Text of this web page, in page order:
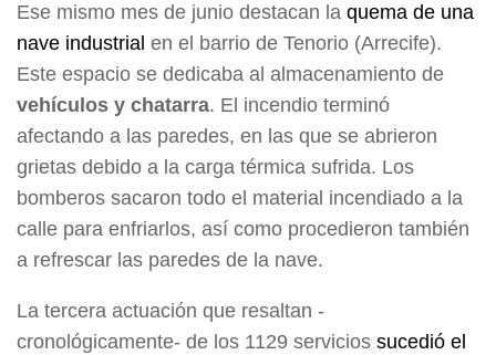
Ese mismo mes de junio destacan la quema de una
nave industrial en el barrio de Tenorio (Arrecife).
Este espacio se dedicaba al almacenamiento de
vehículos y chatarra. El incendio terminó
afectando a las paredes, en las que se abrieron
grietas debido a la carga térmica sufrida. Los
bomberos sacaron todo el material incendiado a la
calle para enfriarlos, así como procedieron también
a refrescar las paredes de la nave.
La tercera actuación que resaltan -
cronológicamente- de los 1129 servicios sucedió el